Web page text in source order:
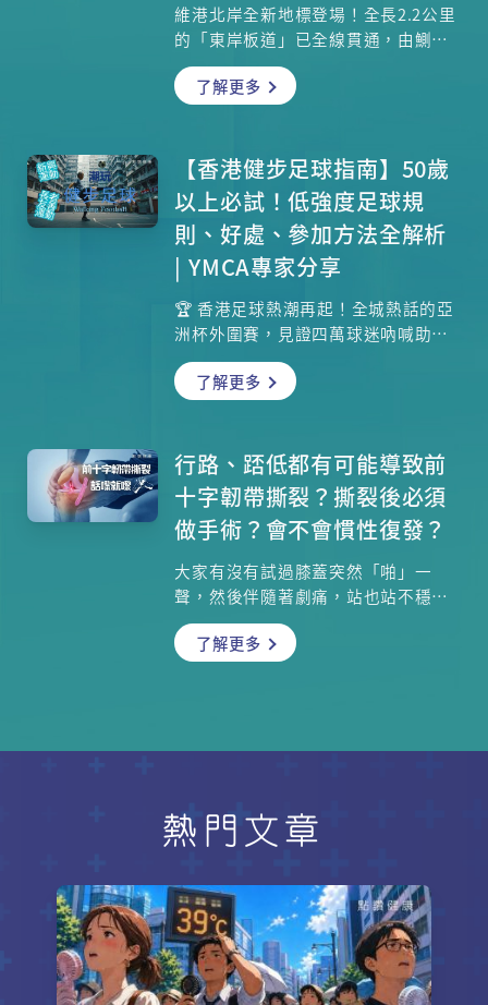
維港北岸全新地標登場！全長2.2公里
的「東岸板道」已全線貫通，由鰂魚
涌延伸至炮台山，提供24小時開放的
海濱長廊。無論是散步、緩跑或騎單
地板觀景台、寵物友善區及多個主題
園區，更設有親子充電單車及釣魚平
台，適合一家大小同遊。即日起，來
東岸板道體驗城市與海濱交融的悠閒
時光，探索港島北岸最美海岸線！
了解更多
【香港健步足球指南】50歲
以上必試！低強度足球規
則、好處、參加方法全解析
| YMCA專家分享
🏆 香港足球熱潮再起！全城熱話的亞
洲杯外圍賽，見證四萬球迷吶喊助威
港隊1:0擊敗印度，熱血沸騰！但你知
道嗎？踢足球並非年輕人專利！香港
Football），讓銀髮族也能安全享受
踢波樂趣！香港中華基督教青年會
（YMCA）協調幹事陳敏璇將詳細解
說，帶你了解這項長者友善運動的獨
特魅力！
了解更多
行路、踎低都有可能導致前
十字韌帶撕裂？撕裂後必須
做手術？會不會慣性復發？
大家有沒有試過膝蓋突然「啪」一
聲，然後伴隨著劇痛，站也站不穩？
這個「警號」極有可能就是你的「前
十字韌帶」撕裂了。在運動創傷的案
些較溫和的日常活動如跑步、下蹲
文大學醫學院矯型外科及創傷學系系
主任)，解構「前十字韌帶撕裂」的成
大眾不要輕視這個創傷病症。
了解更多
熱門文章